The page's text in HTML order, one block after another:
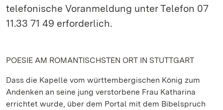
telefonische Voranmeldung unter Telefon 07
11.33 71 49 erforderlich.
POESIE AM ROMANTISCHSTEN ORT IN STUTTGART
Dass die Kapelle vom württembergischen König zum
Andenken an seine jung verstorbene Frau Katharina
errichtet wurde, über dem Portal mit dem Bibelspruch